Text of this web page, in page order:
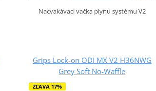
Nacvakávací vačka plynu systému V2
Grips Lock-on ODI MX V2 H36NWG
Grey Soft No-Waffle
ZĽAVA 17%